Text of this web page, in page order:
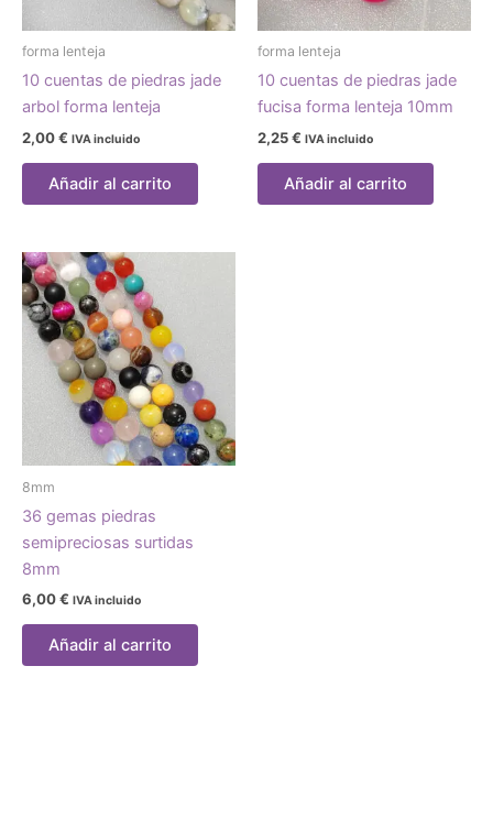
forma lenteja
10 cuentas de piedras jade
arbol forma lenteja
2,00€ IVA incluido
Añadir al carrito
forma lenteja
10 cuentas de piedras jade
fucisa forma lenteja 10mm
2,25€ IVA incluido
Añadir al carrito
8mm
36 gemas piedras
semipreciosas surtidas
8mm
6,00€ IVA incluido
Añadir al carrito